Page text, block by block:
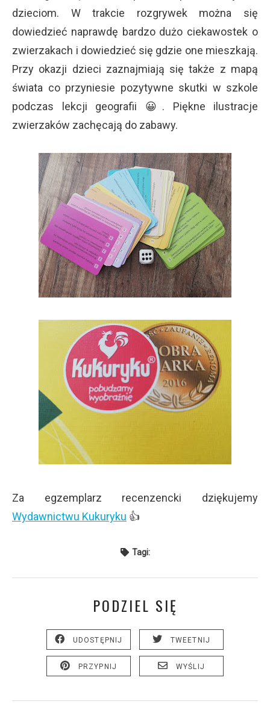
dzieciom. W trakcie rozgrywek można się
dowiedzieć naprawdę bardzo dużo ciekawostek o
zwierzakach i dowiedzieć się gdzie one mieszkają.
Przy okazji dzieci zaznajmiają się także z mapą
świata co przyniesie pozytywne skutki w szkole
podczas lekcji geografii 😀. Piękne ilustracje
zwierzaków zachęcają do zabawy.
Za egzemplarz recenzencki dziękujemy
Wydawnictwu Kukuryku 👍
Tagi:
PODZIEL SIĘ
UDOSTĘPNIJ TWEETNIJ
PRZYPNIJ WYŚLIJ